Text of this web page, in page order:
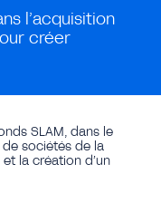
l’acquisition
créer
SLAM, dans le
de sociétés de la
la création d’un